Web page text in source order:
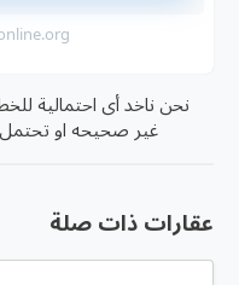
نحن ناخد أى احتمالية
غير صحيحه او تحتمل
عقارات ذات صلة